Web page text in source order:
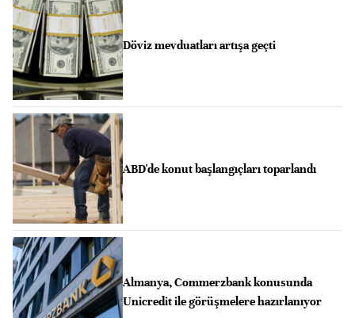
Döviz mevduatları artışa geçti
ABD'de konut başlangıçları toparlandı
Almanya, Commerzbank konusunda
Unicredit ile görüşmelere hazırlanıyor